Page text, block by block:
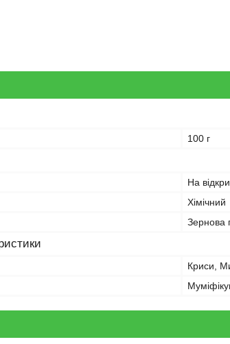
100 г
На
Хімічний
Зернова
Криси,